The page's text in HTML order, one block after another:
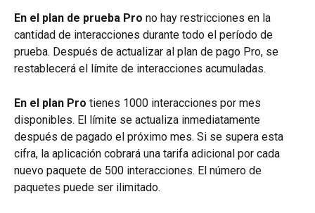
En el plan de prueba Pro no hay restricciones en la
cantidad de interacciones durante todo el período de
prueba. Después de actualizar al plan de pago Pro, se
restablecerá el límite de interacciones acumuladas.
En el plan Pro tienes 1000 interacciones por mes
disponibles. El límite se actualiza inmediatamente
después de pagado el próximo mes. Si se supera esta
cifra, la aplicación cobrará una tarifa adicional por cada
nuevo paquete de 500 interacciones. El número de
paquetes puede ser ilimitado.